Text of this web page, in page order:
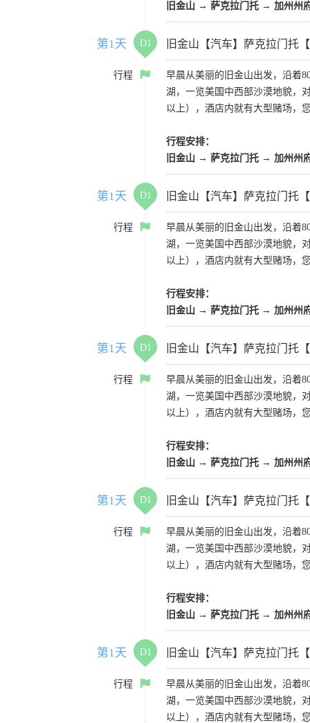
旧金山 → 萨克拉门托 → 加州州
第1天 D1 旧金山【汽车】萨克拉门托
行程
早晨从美丽的旧金山出发，沿着
湖，一览美国中西部沙漠地貌，
以上），酒店内就有大型赌场，
行程安排：
旧金山 → 萨克拉门托 → 加州州
第1天 D1 旧金山【汽车】萨克拉门托
行程
早晨从美丽的旧金山出发，沿着
湖，一览美国中西部沙漠地貌，
以上），酒店内就有大型赌场，
行程安排：
旧金山 → 萨克拉门托 → 加州州
第1天 D1 旧金山【汽车】萨克拉门托
行程
早晨从美丽的旧金山出发，沿着
湖，一览美国中西部沙漠地貌，
以上），酒店内就有大型赌场，
行程安排：
旧金山 → 萨克拉门托 → 加州州
第1天 D1 旧金山【汽车】萨克拉门托
行程
早晨从美丽的旧金山出发，沿着
湖，一览美国中西部沙漠地貌，
以上），酒店内就有大型赌场，
行程安排：
旧金山 → 萨克拉门托 → 加州州
第1天 D1 旧金山【汽车】萨克拉门托
行程
早晨从美丽的旧金山出发，沿着
湖，一览美国中西部沙漠地貌，
以上），酒店内就有大型赌场，